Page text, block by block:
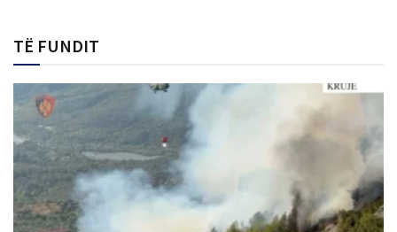
TË FUNDIT